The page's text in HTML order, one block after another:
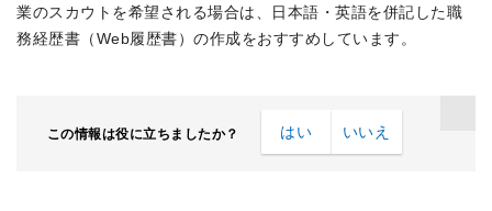
業のスカウトを希望される場合は、日本語・英語を併記した職
務経歴書（Web履歴書）の作成をおすすめしています。
この情報は役に立ちましたか？ はい いいえ